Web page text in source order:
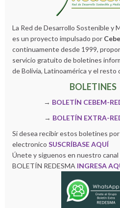
La Red de Desarrollo Sostenible y
es un proyecto impulsado por
continuamente desde 1999,
servicio gratuito de boletines
de Bolivia, Latinoamérica y el resto
BOLETINES
→ BOLETÍN CEBEM-
→ BOLETÍN EXTRA-
Si desea recibir estos boletines
electronico SUSCRÍBASE AQUÍ
Únete y siguenos en nuestro
BOLETÍN REDESMA INGRESA